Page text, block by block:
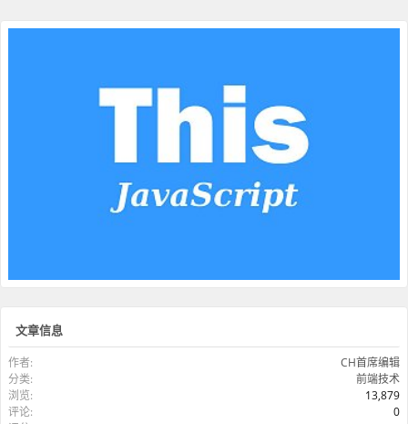
文章信息
作者:
CH首席编辑
分类:
前端技术
浏览:
13,879
评论:
0